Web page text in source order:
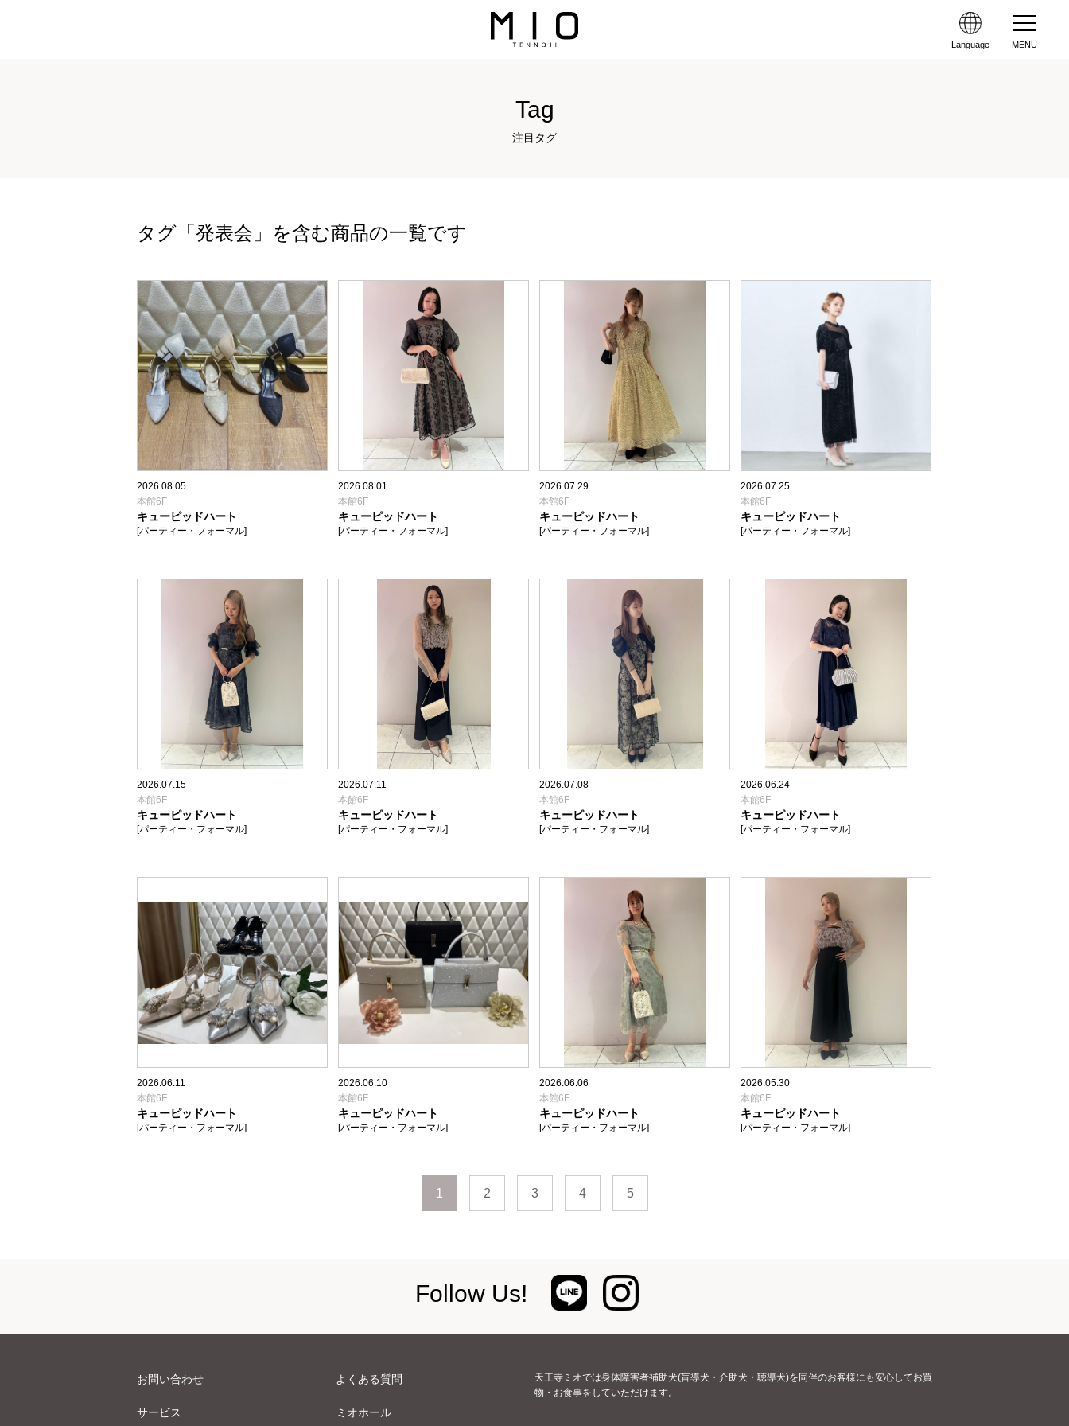
Language MENU
Tag
注目タグ
タグ「発表会」を含む商品の一覧です
2026.08.05
本館6F
キューピッドハート
[パーティー・フォーマル]
2026.08.01
本館6F
キューピッドハート
[パーティー・フォーマル]
2026.07.29
本館6F
キューピッドハート
[パーティー・フォーマル]
2026.07.25
本館6F
キューピッドハート
[パーティー・フォーマル]
2026.07.15
本館6F
キューピッドハート
[パーティー・フォーマル]
2026.07.11
本館6F
キューピッドハート
[パーティー・フォーマル]
2026.07.08
本館6F
キューピッドハート
[パーティー・フォーマル]
2026.06.24
本館6F
キューピッドハート
[パーティー・フォーマル]
2026.06.11
本館6F
キューピッドハート
[パーティー・フォーマル]
2026.06.10
本館6F
キューピッドハート
[パーティー・フォーマル]
2026.06.06
本館6F
キューピッドハート
[パーティー・フォーマル]
2026.05.30
本館6F
キューピッドハート
[パーティー・フォーマル]
1 2 3 4 5
Follow Us!
お問い合わせ よくある質問
サービス ミオホール
天王寺ミオでは身体障害者補助犬(盲導犬・介助犬・聴導犬)を同伴のお客様にも安心してお買
物・お食事をしていただけます。